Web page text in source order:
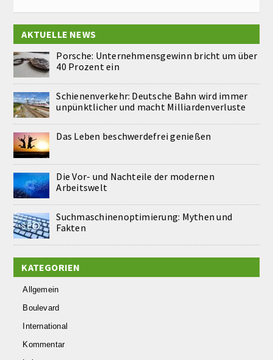
AKTUELLE NEWS
Porsche: Unternehmensgewinn bricht um über
40 Prozent ein
Schienenverkehr: Deutsche Bahn wird immer
unpünktlicher und macht Milliardenverluste
Das Leben beschwerdefrei genießen
Die Vor- und Nachteile der modernen
Arbeitswelt
Suchmaschinenoptimierung: Mythen und
Fakten
KATEGORIEN
Allgemein
Boulevard
International
Kommentar